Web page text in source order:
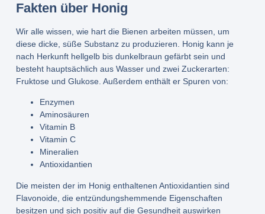
Fakten über Honig
Wir alle wissen, wie hart die Bienen arbeiten müssen, um
diese dicke, süße Substanz zu produzieren. Honig kann je
nach Herkunft hellgelb bis dunkelbraun gefärbt sein und
besteht hauptsächlich aus Wasser und zwei Zuckerarten:
Fruktose und Glukose. Außerdem enthält er Spuren von:
Enzymen
Aminosäuren
Vitamin B
Vitamin C
Mineralien
Antioxidantien
Die meisten der im Honig enthaltenen Antioxidantien sind
Flavonoide, die entzündungshemmende Eigenschaften
besitzen und sich positiv auf die Gesundheit auswirken